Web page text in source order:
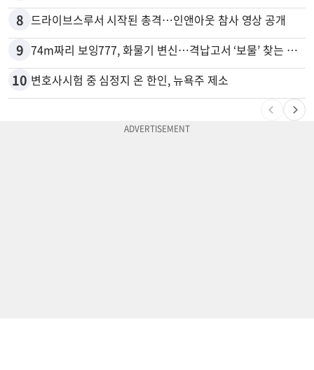
8 드라이브스루서 시작된 총격…인앤아웃 참사 영상 공개
9 74m짜리 보잉777, 화물기 변신…격납고서 ‘보물’ 찾는 인천공항
10 변호사시험 중 심정지 온 한인, 뉴욕주 제소